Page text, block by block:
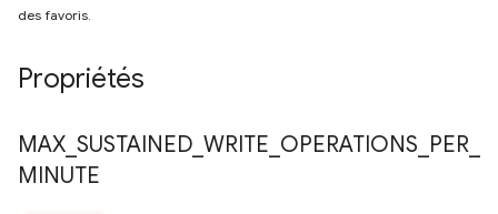
des favoris.
Propriétés
MAX SUSTAINED WRITE OPERATIONS PER
MINUTE